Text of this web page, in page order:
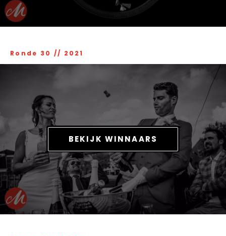
Ronde 30 // 2021
BEKIJK WINNAARS